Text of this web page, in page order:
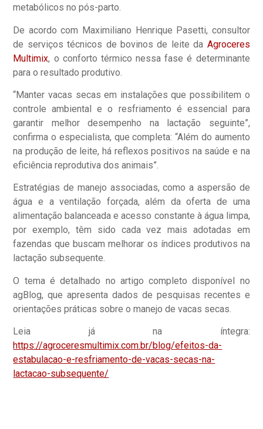
metabólicos no pós-parto.
De acordo com Maximiliano Henrique Pasetti, consultor
de serviços técnicos de bovinos de leite da Agroceres
Multimix, o conforto térmico nessa fase é determinante
para o resultado produtivo.
“Manter vacas secas em instalações que possibilitem o
controle ambiental e o resfriamento é essencial para
garantir melhor desempenho na lactação seguinte”,
confirma o especialista, que completa: “Além do aumento
na produção de leite, há reflexos positivos na saúde e na
eficiência reprodutiva dos animais”.
Estratégias de manejo associadas, como a aspersão de
água e a ventilação forçada, além da oferta de uma
alimentação balanceada e acesso constante à água limpa,
por exemplo, têm sido cada vez mais adotadas em
fazendas que buscam melhorar os índices produtivos na
lactação subsequente.
O tema é detalhado no artigo completo disponível no
agBlog, que apresenta dados de pesquisas recentes e
orientações práticas sobre o manejo de vacas secas.
Leia já na íntegra:
https://agroceresmultimix.com.br/blog/efeitos-da-
estabulacao-e-resfriamento-de-vacas-secas-na-
lactacao-subsequente/